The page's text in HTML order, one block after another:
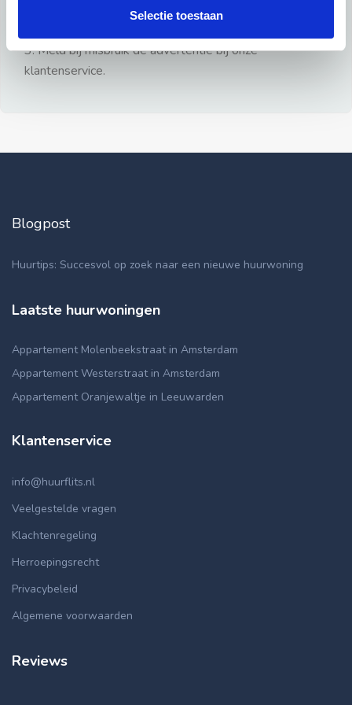
Selectie toestaan
3: Meld bij misbruik de advertentie bij onze
klantenservice.
Blogpost
Huurtips: Succesvol op zoek naar een nieuwe huurwoning
Laatste huurwoningen
Appartement Molenbeekstraat in Amsterdam
Appartement Westerstraat in Amsterdam
Appartement Oranjewaltje in Leeuwarden
Klantenservice
info@huurflits.nl
Veelgestelde vragen
Klachtenregeling
Herroepingsrecht
Privacybeleid
Algemene voorwaarden
Reviews